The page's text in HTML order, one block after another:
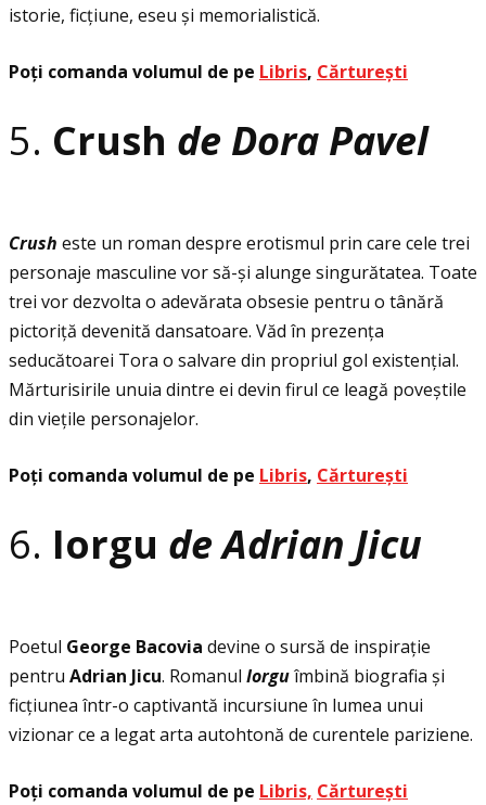
istorie, ficţiune, eseu și memorialistică.
Poţi comanda volumul de pe Libris, Cărturești
5. Crush de Dora Pavel
Crush este un roman despre erotismul prin care cele trei
personaje masculine vor să-și alunge singurătatea. Toate
trei vor dezvolta o adevărata obsesie pentru o tânără
pictoriţă devenită dansatoare. Văd în prezenţa
seducătoarei Tora o salvare din propriul gol existenţial.
Mărturisirile unuia dintre ei devin firul ce leagă poveștile
din vieţile personajelor.
Poţi comanda volumul de pe Libris, Cărturești
6. Iorgu de Adrian Jicu
Poetul George Bacovia devine o sursă de inspiraţie
pentru Adrian Jicu. Romanul Iorguîmbină biografia și
ficţiunea într-o captivantă incursiune în lumea unui
vizionar ce a legat arta autohtonă de curentele pariziene.
Poţi comanda volumul de pe Libris, Cărturești